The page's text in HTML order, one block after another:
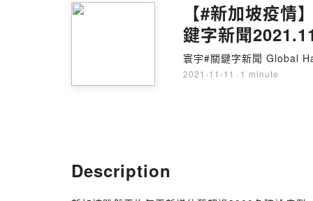
【#新加坡疫
鍵字新聞
寰宇#關鍵字新聞 Global
2021-11-11 · 1 minute
Description